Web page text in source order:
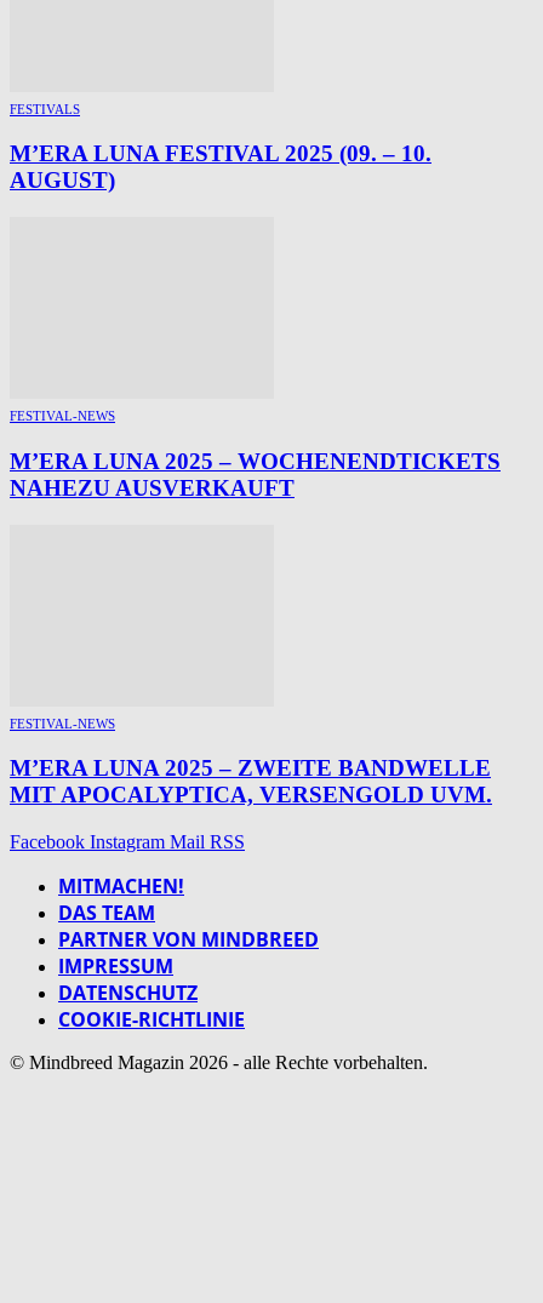
FESTIVALS
M’ERA LUNA FESTIVAL 2025 (09. – 10.
AUGUST)
FESTIVAL-NEWS
M’ERA LUNA 2025 – WOCHENENDTICKETS
NAHEZU AUSVERKAUFT
FESTIVAL-NEWS
M’ERA LUNA 2025 – ZWEITE BANDWELLE
MIT APOCALYPTICA, VERSENGOLD UVM.
Facebook Instagram Mail RSS
MITMACHEN!
DAS TEAM
PARTNER VON MINDBREED
IMPRESSUM
DATENSCHUTZ
COOKIE-RICHTLINIE
© Mindbreed Magazin 2026 - alle Rechte vorbehalten.